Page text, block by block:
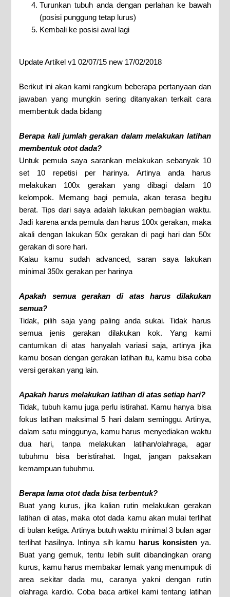
Turunkan tubuh anda dengan perlahan ke bawah
(posisi punggung tetap lurus)
Kembali ke posisi awal lagi
Update Artikel v1 02/07/15 new 17/02/2018
Berikut ini akan kami rangkum beberapa pertanyaan dan
jawaban yang mungkin sering ditanyakan terkait cara
membentuk dada bidang
Berapa kali jumlah gerakan dalam melakukan latihan
membentuk otot dada?
Untuk pemula saya sarankan melakukan sebanyak 10
set 10 repetisi per harinya. Artinya anda harus
melakukan 100x gerakan yang dibagi dalam 10
kelompok. Memang bagi pemula, akan terasa begitu
berat. Tips dari saya adalah lakukan pembagian waktu.
Jadi karena anda pemula dan harus 100x gerakan, maka
akali dengan lakukan 50x gerakan di pagi hari dan 50x
gerakan di sore hari.
Kalau kamu sudah advanced, saran saya lakukan
minimal 350x gerakan per harinya
Apakah semua gerakan di atas harus dilakukan
semua?
Tidak, pilih saja yang paling anda sukai. Tidak harus
semua jenis gerakan dilakukan kok. Yang kami
cantumkan di atas hanyalah variasi saja, artinya jika
kamu bosan dengan gerakan latihan itu, kamu bisa coba
versi gerakan yang lain.
Apakah harus melakukan latihan di atas setiap hari?
Tidak, tubuh kamu juga perlu istirahat. Kamu hanya bisa
fokus latihan maksimal 5 hari dalam seminggu. Artinya,
dalam satu minggunya, kamu harus menyediakan waktu
dua hari, tanpa melakukan latihan/olahraga, agar
tubuhmu bisa beristirahat. Ingat, jangan paksakan
kemampuan tubuhmu.
Berapa lama otot dada bisa terbentuk?
Buat yang kurus, jika kalian rutin melakukan gerakan
latihan di atas, maka otot dada kamu akan mulai terlihat
di bulan ketiga. Artinya butuh waktu minimal 3 bulan agar
terlihat hasilnya. Intinya sih kamu harus konsisten ya.
Buat yang gemuk, tentu lebih sulit dibandingkan orang
kurus, kamu harus membakar lemak yang menumpuk di
area sekitar dada mu, caranya yakni dengan rutin
olahraga kardio. Coba baca artikel kami tentang latihan